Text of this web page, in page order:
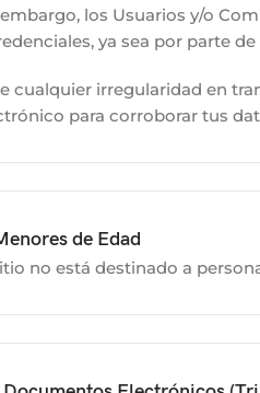
los Usuarios y/o
ya sea por parte
cualquier irregularidad en
para corroborar tus
de Edad
no está destinado a